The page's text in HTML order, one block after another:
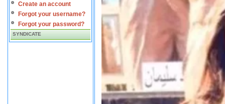
Create an account
Forgot your username?
Forgot your password?
SYNDICATE